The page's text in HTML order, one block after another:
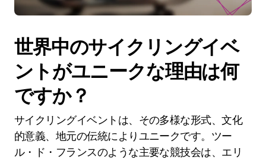
世界中のサイクリングイベ
ントがユニークな理由は何
ですか？
サイクリングイベントは、その多様な形式、文化
的意義、地元の伝統によりユニークです。ツー
ル・ド・フランスのような主要な競技会は、エリ